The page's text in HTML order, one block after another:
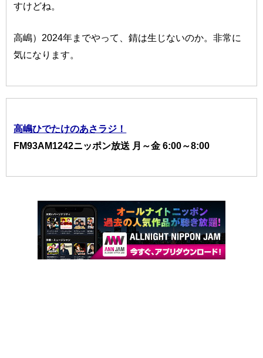
すけどね。
高嶋）2024年までやって、錆は生じないのか。非常に
気になります。
高嶋ひでたけのあさラジ！
FM93AM1242ニッポン放送 月～金 6:00～8:00